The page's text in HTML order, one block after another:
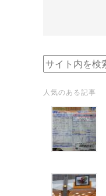
検索
人気のある記事